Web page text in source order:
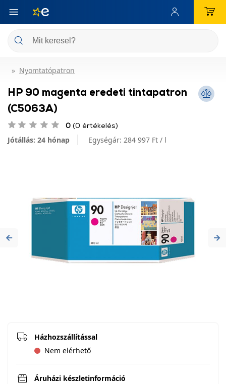
Nyomtatópatron
HP 90 magenta eredeti tintapatron
(C5063A)
0 (0 értékelés)
Jótállás: 24 hónap Egységár: 284 997 Ft / l
Previous
Házhozszállítással
Nem elérhető
Áruházi készletinformáció